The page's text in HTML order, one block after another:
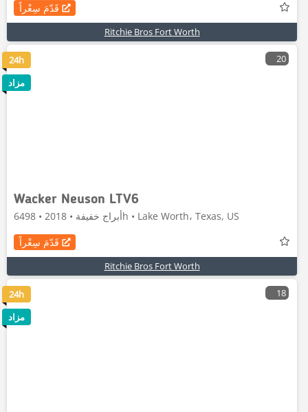
قَدّمَ سِعْراً
Ritchie Bros Fort Worth
20
Wacker Neuson LTV6
أبراج خفيفة • 2018 • 6498h • Lake Worth، Texas, US
قَدّمَ سِعْراً
Ritchie Bros Fort Worth
24h
مزاد
18
24h
مزاد